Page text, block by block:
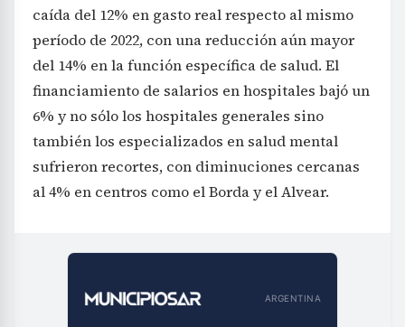
caída del 12% en gasto real respecto al mismo
período de 2022, con una reducción aún mayor
del 14% en la función específica de salud. El
financiamiento de salarios en hospitales bajó un
6% y no sólo los hospitales generales sino
también los especializados en salud mental
sufrieron recortes, con diminuciones cercanas
al 4% en centros como el Borda y el Alvear.
ARGENTINA